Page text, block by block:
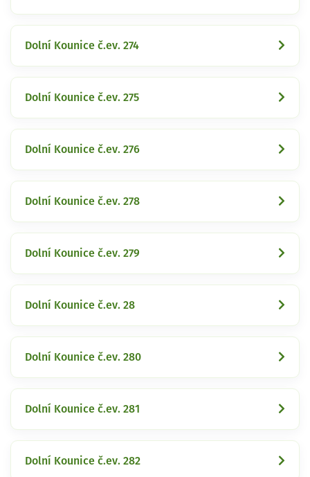
Dolní Kounice č.ev. 274
Dolní Kounice č.ev. 275
Dolní Kounice č.ev. 276
Dolní Kounice č.ev. 278
Dolní Kounice č.ev. 279
Dolní Kounice č.ev. 28
Dolní Kounice č.ev. 280
Dolní Kounice č.ev. 281
Dolní Kounice č.ev. 282